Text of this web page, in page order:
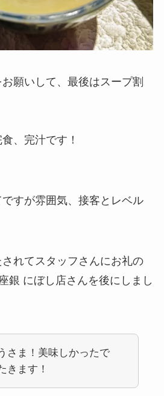
願いして、最後はスープ割
、完汁です！
すが雰囲気、接客とレベル
れてスタッフさんにお礼の
銀 にぼし店さんを後にしまし
さま！美味しかったで
きます！